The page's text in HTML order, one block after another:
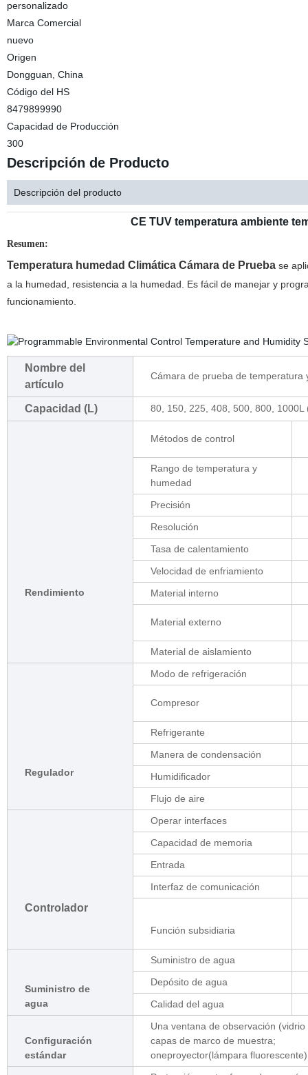
personalizado
Marca Comercial
nuevo
Origen
Dongguan, China
Código del HS
8479899990
Capacidad de Producción
300
Descripción de Producto
Descripción del producto
CE TUV temperatura ambiente
Resumen:
Temperatura humedad Climática Cámara de Pruebase
a la humedad, resistencia a la humedad. Es fácil de manejar y
funcionamiento.
Nombre del
artículo
Cámara de prueba de temperatura
Capacidad (L) 80, 150, 225, 408, 500, 800,
Rendimiento
Métodos de control
Rango de temperatura y
humedad
Precisión
Resolución
Tasa de calentamiento
Velocidad de enfriamiento
Material interno
Material externo
Material de aislamiento
Regulador
Modo de refrigeración
Compresor
Refrigerante
Manera de condensación
Humidificador
Flujo de aire
Controlador
Operar interfaces
Capacidad de memoria
Entrada
Interfaz de comunicación
Función subsidiaria
Suministro de
agua
Suministro de agua
Depósito de agua
Calidad del agua
Configuración
estándar
Una ventana de observación
capas de marco de muestra;
oneproyector(lámpara